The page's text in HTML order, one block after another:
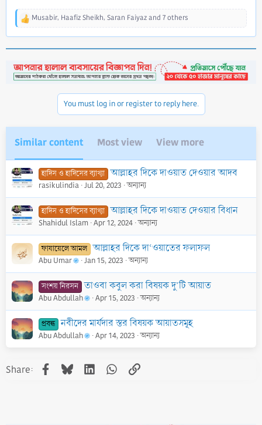
R
t
i
Musabir, Haafiz Sheikh, Saran Faiyazand 7 others
You must log in or register to reply here.
Similar content Most view View more
হাদিস ও হাদিসের ব্যাখ্যা আল্লাহর দিকে দাওয়াত দেওয়ার আদব
rasikulindia Jul 20, 2023 অন্যান্য
হাদিস ও হাদিসের ব্যাখ্যা আল্লাহর দিকে দাওয়াত দেওয়ার বিধান
Shahidul Islam Apr 12, 2024 অন্যান্য
ফাযায়েলে আমল আল্লাহর দিকে দা‘ওয়াতের ফলাফল
Abu Umar Jan 15, 2023 অন্যান্য
সংশয় নিরসন তাওবা কবুল করা বিষয়ক দু’টি আয়াত
Abu Abdullah Apr 15, 2023 অন্যান্য
প্রবন্ধ নবীদের মার্যদার স্তর বিষয়ক আয়াতসমূহ
Abu Abdullah Apr 14, 2023 অন্যান্য
Share: Facebook
BlueskyLinkedInWhatsApp
Link